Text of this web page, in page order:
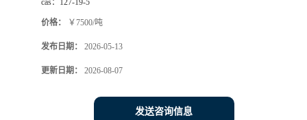
cas： 127-19-5
价格： ￥7500/吨
发布日期： 2026-05-13
更新日期： 2026-08-07
发送咨询信息